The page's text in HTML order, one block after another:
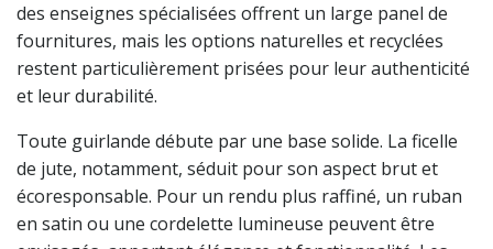
des enseignes spécialisées offrent un large panel de
fournitures, mais les options naturelles et recyclées
restent particulièrement prisées pour leur authenticité
et leur durabilité.
Toute guirlande débute par une base solide. La ficelle
de jute, notamment, séduit pour son aspect brut et
écoresponsable. Pour un rendu plus raffiné, un ruban
en satin ou une cordelette lumineuse peuvent être